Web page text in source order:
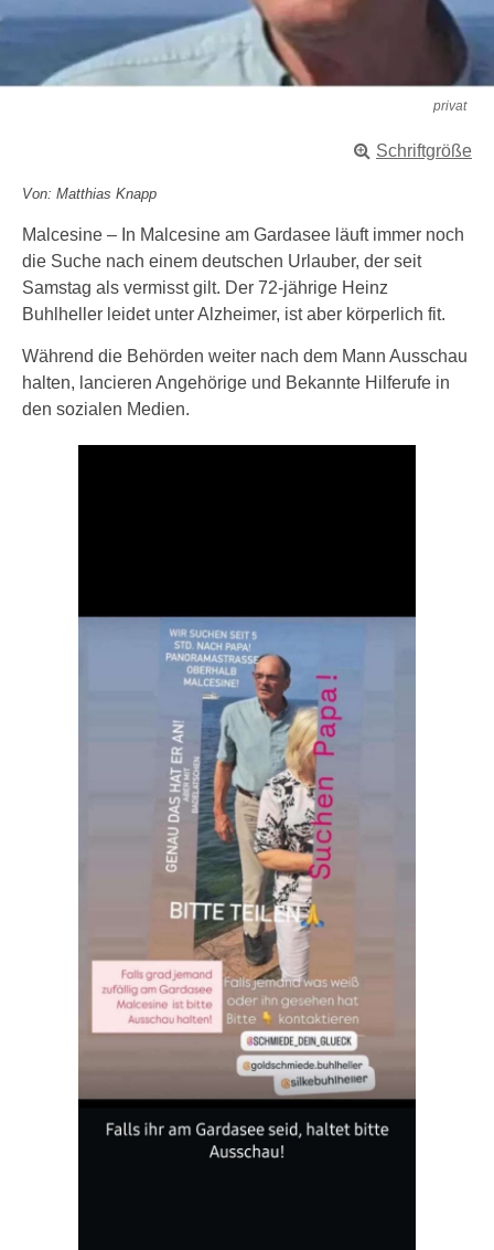
privat
Schriftgröße
Von: Matthias Knapp
Malcesine – In Malcesine am Gardasee läuft immer noch
die Suche nach einem deutschen Urlauber, der seit
Samstag als vermisst gilt. Der 72-jährige Heinz
Buhlheller leidet unter Alzheimer, ist aber körperlich fit.
Während die Behörden weiter nach dem Mann Ausschau
halten, lancieren Angehörige und Bekannte Hilferufe in
den sozialen Medien.